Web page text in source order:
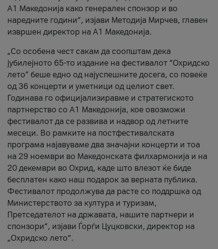
A1 Македонија како генерален спонзор и во
наредните години“, изјави Методија Мирчев, главен
извршен директор на A1 Македонија.
„Со особена чест сакам да соопштам дека
јубилејното 65-то издание на фестивалот “Охридско
лето” беше едно од најуспешните досега, со повеќе
од 36 концерти и уметници од целиот свет.
Годинава го официјализиравме и стратегиското
партнерство со А1 Македонија, кое овозможи
фестивалот да се развива и надвор од летните
месеци. Во рамките на постфестивалската
програма најавуваме два значајни концерти и тоа
на 29 ноември во Македонската филхармонија и на
20 декември во Охрид, каде што влезот ќе биде
бесплатен како наш подарок за верната публика.
Фестивалот продолжува да расте со поддршка од
Министерството за култура и туризам,
Претседателот на државата, нашите партнери и
спонзори“, изјави Ѓорѓи Цуцковски, директор на
„Охридско лето“.